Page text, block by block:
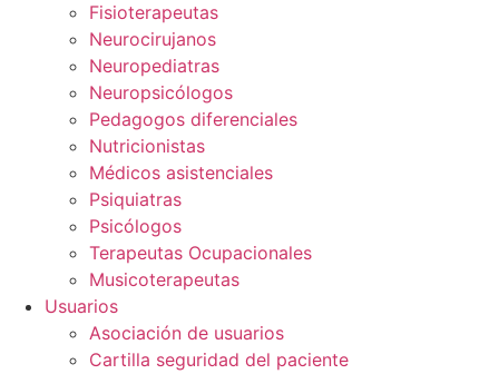
Fisioterapeutas
Neurocirujanos
Neuropediatras
Neuropsicólogos
Pedagogos diferenciales
Nutricionistas
Médicos asistenciales
Psiquiatras
Psicólogos
Terapeutas Ocupacionales
Musicoterapeutas
Usuarios
Asociación de usuarios
Cartilla seguridad del paciente